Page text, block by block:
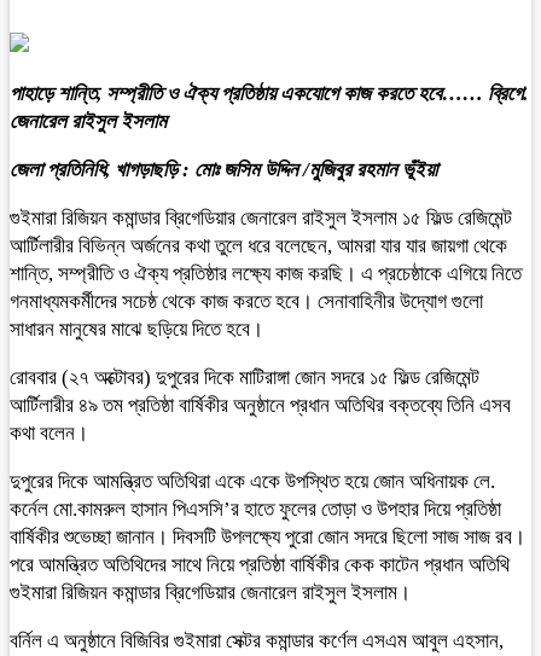
পাহাড়ে শান্তি, সম্প্রীতি ও ঐক্য প্রতিষ্ঠায় একযোগে কাজ করতে হবে…… ব্রিগে.
জেনারেল রাইসুল ইসলাম
জেলা প্রতিনিধি, খাগড়াছড়ি : মোঃ জসিম উদ্দিন /মুজিবুর রহমান ভূঁইয়া
গুইমারা রিজিয়ন কমান্ডার ব্রিগেডিয়ার জেনারেল রাইসুল ইসলাম ১৫ ফিল্ড রেজিমেন্ট
আর্টিলারীর বিভিন্ন অর্জনের কথা তুলে ধরে বলেছেন, আমরা যার যার জায়গা থেকে
শান্তি, সম্প্রীতি ও ঐক্য প্রতিষ্ঠার লক্ষ্যে কাজ করছি। এ প্রচেষ্ঠাকে এগিয়ে নিতে
গনমাধ্যমকর্মীদের সচেষ্ঠ থেকে কাজ করতে হবে। সেনাবাহিনীর উদ্যোগ গুলো
সাধারন মানুষের মাঝে ছড়িয়ে দিতে হবে।
রোববার (২৭ অক্টোবর) দুপুরের দিকে মাটিরাঙ্গা জোন সদরে ১৫ ফিল্ড রেজিমেন্ট
আর্টিলারীর ৪৯ তম প্রতিষ্ঠা বার্ষিকীর অনুষ্ঠানে প্রধান অতিথির বক্তব্যে তিনি এসব
কথা বলেন।
দুপুরের দিকে আমন্ত্রিত অতিথিরা একে একে উপস্থিত হয়ে জোন অধিনায়ক লে.
কর্নেল মো.কামরুল হাসান পিএসসি’র হাতে ফুলের তোড়া ও উপহার দিয়ে প্রতিষ্ঠা
বার্ষিকীর শুভেচ্ছা জানান। দিবসটি উপলক্ষ্যে পুরো জোন সদরে ছিলো সাজ সাজ রব।
পরে আমন্ত্রিত অতিথিদের সাথে নিয়ে প্রতিষ্ঠা বার্ষিকীর কেক কাটেন প্রধান অতিথি
গুইমারা রিজিয়ন কমান্ডার ব্রিগেডিয়ার জেনারেল রাইসুল ইসলাম।
বর্নিল এ অনুষ্ঠানে বিজিবির গুইমারা সেক্টর কমান্ডার কর্ণেল এসএম আবুল এহসান,